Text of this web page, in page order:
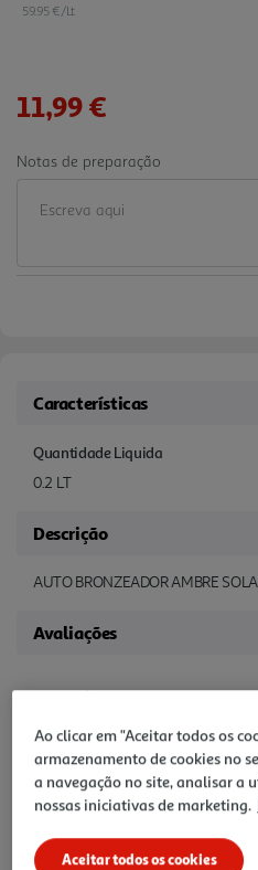
59.95 €/Lt
11,99 €
Notas de preparação
Características
Quantidade Liquida
0.2 LT
Descrição
AUTO BRONZEADOR AMBRE
Avaliações
Ao clicar em "Aceitar todos os
armazenamento de cookies no
a navegação no site, analisar a
nossas iniciativas de marketing.
Aceitar todos os cookies